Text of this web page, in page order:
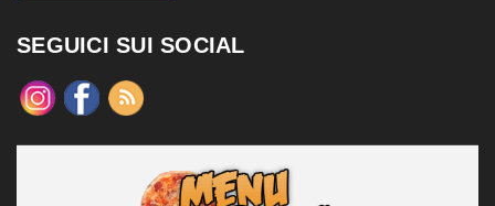
SEGUICI SUI SOCIAL